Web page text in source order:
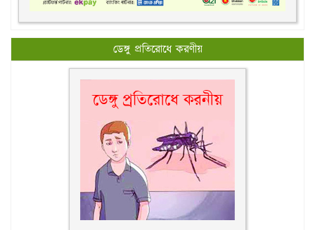
ডেঙ্গু প্রতিরোধে করণীয়